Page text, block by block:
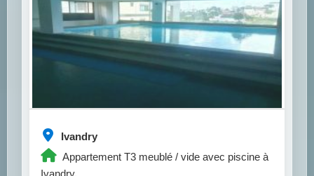
Ivandry
Appartement T3 meublé / vide avec piscine à
Ivandry.